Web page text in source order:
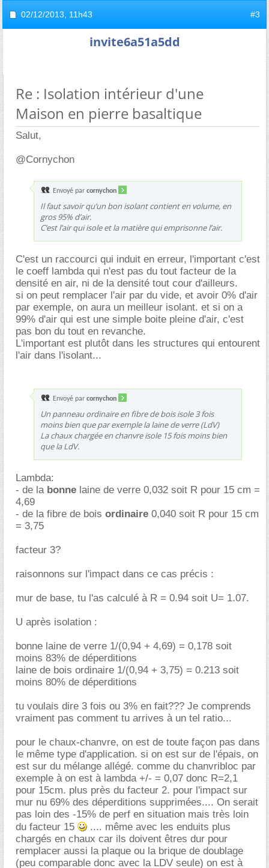
02/12/2013, 11h43 #3
invite6a51a5dd
Re : Isolation intérieur d'une
Maison en pierre basaltique
Salut,
@Cornychon
Envoyé par cornychon
Il faut savoir qu’un bon isolant contient en volume, en
gros 95% d’air.
C’est l’air qui isole et la matière qui emprisonne l’air.
C'est un raccourci qui induit en erreur, l'important c'est
le coeff lambda qui n'est pas du tout facteur de la
densité en air, ni de la densité tout cour d'ailleurs.
si on peut remplacer l'air par du vide, et avoir 0% d'air
par exemple, on aura un meilleur isolant. et si on a
99% d'air qui est une simple boite pleine d'air, c'est
pas bon du tout en revanche.
L'important est plutôt dans les structures qui entourent
l'air dans l'isolant...
Envoyé par cornychon
Un panneau ordinaire en fibre de bois isole 3 fois
moins bien que par exemple la laine de verre (LdV)
La chaux chargée en chanvre isole 15 fois moins bien
que la LdV.
Lambda:
- de la bonne laine de verre 0,032 soit R pour 15 cm =
4,69
- de la fibre de bois ordinaire 0,040 soit R pour 15 cm
= 3,75
facteur 3?
raisonnons sur l'impact dans ce cas précis :
mur de base, tu l'as calculé à R = 0.94 soit U= 1.07.
U après isolation :
bonne laine de verre 1/(0,94 + 4,69) = 0,178 soit
moins 83% de déperditions
laine de bois ordinaire 1/(0,94 + 3,75) = 0.213 soit
moins 80% de déperditions
tu voulais dire 3 fois ou 3% en fait??? Je comprends
vraiment pas comment tu arrives à un tel ratio...
pour le chaux-chanvre, on est de toute façon pas dans
le même type d'application. si on est sur de l'épais, on
est sur du mélange allégé. comme du chanvribloc par
exemple à on est à lambda +/- = 0,07 donc R=2,1
pour 15cm. plus près du facteur 2. pour l'impact sur
mur nu 69% des déperditions supprimées.... On serait
pas loin des -15% de perf en situation mais très loin
du facteur 15
.... même avec les enduits plus
chargés en chaux car ils doivent êtres dur pour
remplacer aussi la plaque ou la brique de doublage
(peu comparable donc avec la LDV seule) on est à